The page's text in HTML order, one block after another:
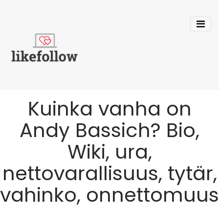
Kuinka vanha on
Andy Bassich? Bio,
Wiki, ura,
nettovarallisuus, tytär,
vahinko, onnettomuus